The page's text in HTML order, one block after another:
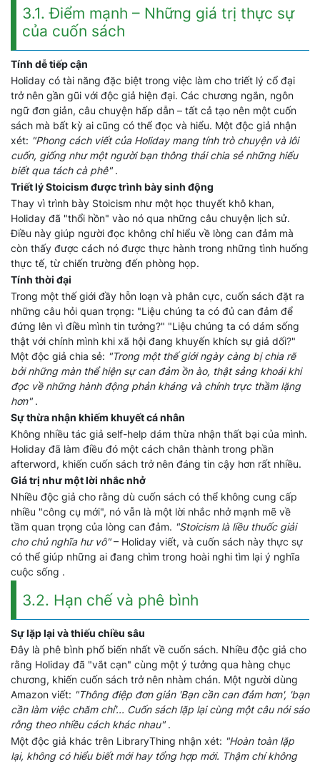
3.1. Điểm mạnh – Những giá trị thực sự
của cuốn sách
Tính dễ tiếp cận
Holiday có tài năng đặc biệt trong việc làm cho triết lý cổ đại
trở nên gần gũi với độc giả hiện đại. Các chương ngắn, ngôn
ngữ đơn giản, câu chuyện hấp dẫn – tất cả tạo nên một cuốn
sách mà bất kỳ ai cũng có thể đọc và hiểu. Một độc giả nhận
xét: "Phong cách viết của Holiday mang tính trò chuyện và lôi
cuốn, giống như một người bạn thông thái chia sẻ những hiểu
biết qua tách cà phê".
Triết lý Stoicism được trình bày sinh động
Thay vì trình bày Stoicism như một học thuyết khô khan,
Holiday đã "thổi hồn" vào nó qua những câu chuyện lịch sử.
Điều này giúp người đọc không chỉ hiểu về lòng can đảm mà
còn thấy được cách nó được thực hành trong những tình huống
thực tế, từ chiến trường đến phòng họp.
Tính thời đại
Trong một thế giới đầy hỗn loạn và phân cực, cuốn sách đặt ra
những câu hỏi quan trọng: "Liệu chúng ta có đủ can đảm để
đứng lên vì điều mình tin tưởng?" "Liệu chúng ta có dám sống
thật với chính mình khi xã hội đang khuyến khích sự giả dối?"
Một độc giả chia sẻ: "Trong một thế giới ngày càng bị chia rẽ
bởi những màn thể hiện sự can đảm ồn ào, thật sảng khoái khi
đọc về những hành động phản kháng và chính trực thầm lặng
hơn".
Sự thừa nhận khiếm khuyết cá nhân
Không nhiều tác giả self-help dám thừa nhận thất bại của mình.
Holiday đã làm điều đó một cách chân thành trong phần
afterword, khiến cuốn sách trở nên đáng tin cậy hơn rất nhiều.
Giá trị như một lời nhắc nhở
Nhiều độc giả cho rằng dù cuốn sách có thể không cung cấp
nhiều "công cụ mới", nó vẫn là một lời nhắc nhở mạnh mẽ về
tầm quan trọng của lòng can đảm. "Stoicism là liều thuốc giải
cho chủ nghĩa hư vô"– Holiday viết, và cuốn sách này thực sự
có thể giúp những ai đang chìm trong hoài nghi tìm lại ý nghĩa
cuộc sống .
3.2. Hạn chế và phê bình
Sự lặp lại và thiếu chiều sâu
Đây là phê bình phổ biến nhất về cuốn sách. Nhiều độc giả cho
rằng Holiday đã "vắt cạn" cùng một ý tưởng qua hàng chục
chương, khiến cuốn sách trở nên nhàm chán. Một người dùng
Amazon viết: "Thông điệp đơn giản 'Bạn cần can đảm hơn', 'bạn
cần làm việc chăm chỉ'... Cuốn sách lặp lại cùng một câu nói sáo
rỗng theo nhiều cách khác nhau".
Một độc giả khác trên LibraryThing nhận xét: "Hoàn toàn lặp
lại, không có hiểu biết mới hay tổng hợp mới. Thậm chí không